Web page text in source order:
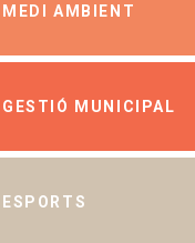
MEDI AMBIENT
GESTIÓ MUNICIPAL
ESPORTS